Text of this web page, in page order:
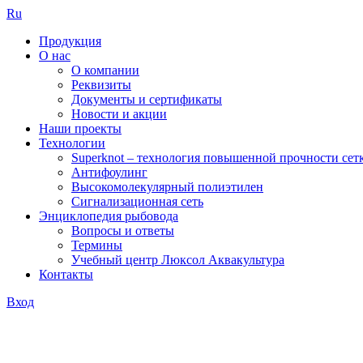
Ru
Продукция
О нас
О компании
Реквизиты
Документы и сертификаты
Новости и акции
Наши проекты
Технологии
Superknot – технология повышенной прочности
Антифоулинг
Высокомолекулярный полиэтилен
Сигнализационная сеть
Энциклопедия рыбовода
Вопросы и ответы
Термины
Учебный центр Люксол Аквакультура
Контакты
Вход